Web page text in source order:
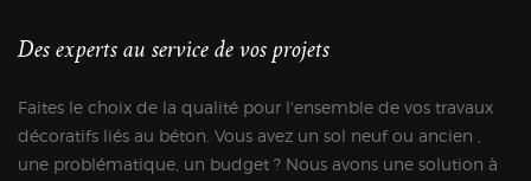
Des experts au service de vos projets
Faites le choix de la qualité pour l'ensemble de vos travaux
décoratifs liés au béton. Vous avez un sol neuf ou ancien ,
une problématique, un budget ? Nous avons une solution à